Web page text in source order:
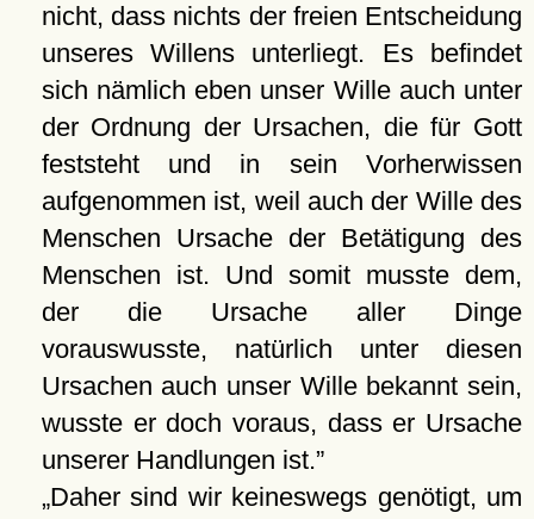
nicht, dass nichts der freien Entscheidung
unseres Willens unterliegt. Es befindet
sich nämlich eben unser Wille auch unter
der Ordnung der Ursachen, die für Gott
feststeht und in sein Vorherwissen
aufgenommen ist, weil auch der Wille des
Menschen Ursache der Betätigung des
Menschen ist. Und somit musste dem,
der die Ursache aller Dinge
vorauswusste, natürlich unter diesen
Ursachen auch unser Wille bekannt sein,
wusste er doch voraus, dass er Ursache
unserer Handlungen ist.
Daher sind wir keineswegs genötigt, um